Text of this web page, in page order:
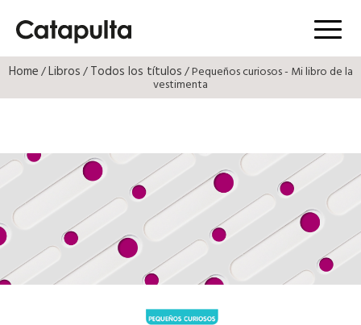
Menú
Home/Libros/Todos los títulos/ Pequeños curiosos - Mi libro de la
vestimenta